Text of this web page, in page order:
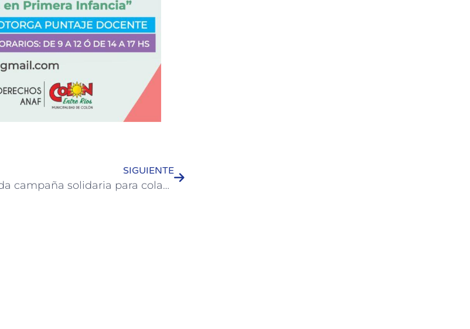
SIGUIENTE
Segunda campaña solidaria para colaborar con la Fundación Garraham